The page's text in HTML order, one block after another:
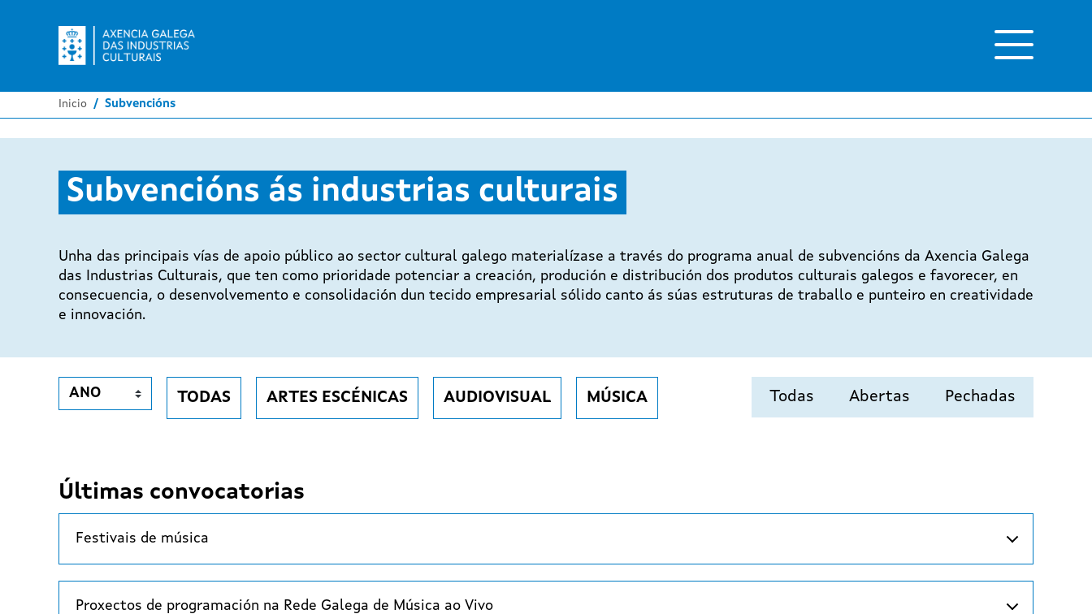
Inicio Subvencións
Subvencións ás industrias culturais
Unha das principais vías de apoio público ao sector cultural galego materialízase a través do programa anual de subvencións da Axencia Galega
das Industrias Culturais, que ten como prioridade potenciar a creación, produción e distribución dos produtos culturais galegos e favorecer, en
consecuencia, o desenvolvemento e consolidación dun tecido empresarial sólido canto ás súas estruturas de traballo e punteiro en creatividade
e innovación.
TODAS ARTES ESCÉNICAS AUDIOVISUAL MÚSICA Todas Abertas Pechadas
Últimas convocatorias
Festivais de música
Proxectos de programación na Rede Galega de Música ao Vivo